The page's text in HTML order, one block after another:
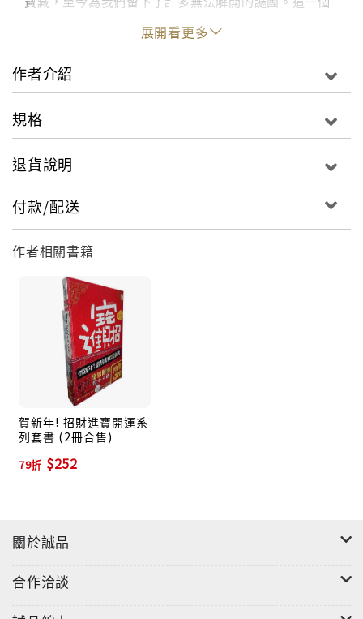
個千古之謎，吸引著喜歡它們的人們不斷追尋和探究。
巧合是什麼？是命運？命運是自己的命由自己來運。然
而一旦運得不當呢？或者造化弄人呢？究竟是誰在操控
著我們？如果知道了自己下一刻的命運，此時你會做什
律例？華盛頓為何拒絕競選第三任總統？希特勒為什麼
入隱藏在硝煙中的可怕歷史！
展開看更多
作者介紹
規格
退貨說明
付款/配送
作者相關書籍
賀新年! 招財進寶開運系
列套書 (2冊合售)
79折 $252
關於誠品
合作洽談